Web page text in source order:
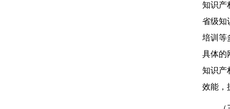
知识产
省级知
培训等
具体的
知识产
效能，